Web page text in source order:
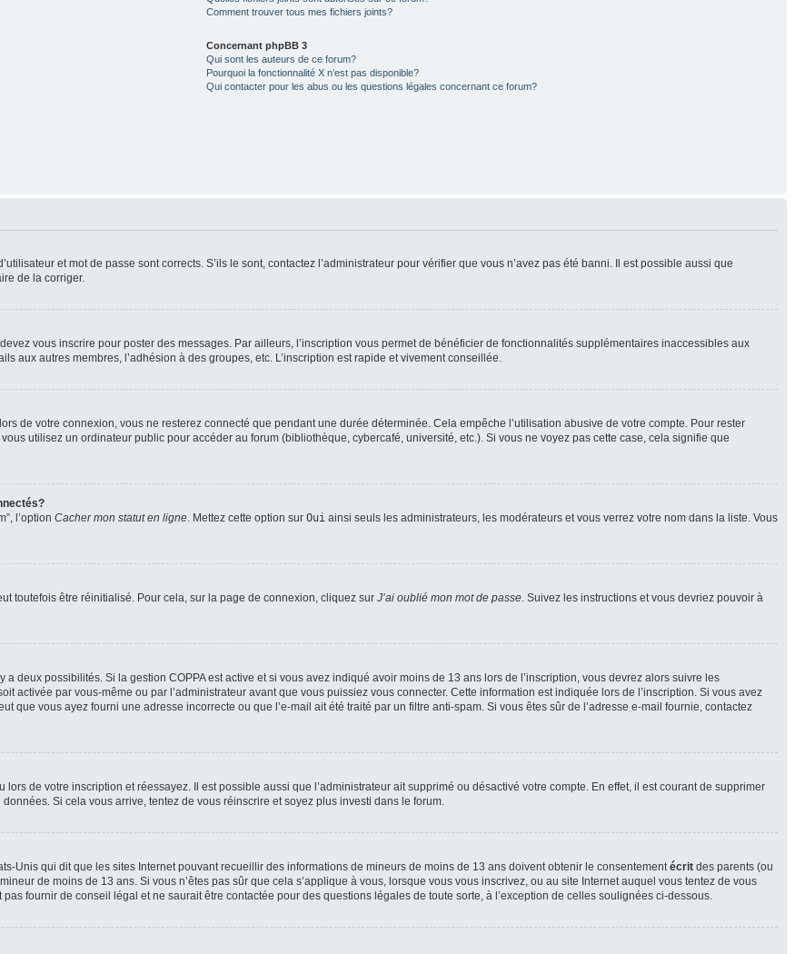
Comment trouver tous mes fichiers joints?
Concernant phpBB 3
Qui sont les auteurs de ce forum?
Pourquoi la fonctionnalité X n’est pas disponible?
Qui contacter pour les abus ou les questions légales concernant ce forum?
et mot de passe sont corrects. S’ils le sont, contactez l’administrateur pour vérifier que vous n’avez pas été banni. Il est possible aussi que
de la corriger.
vous inscrire pour poster des messages. Par ailleurs, l’inscription vous permet de bénéficier de fonctionnalités supplémentaires inaccessibles aux
aux autres membres, l’adhésion à des groupes, etc. L’inscription est rapide et vivement conseillée.
lors de votre connexion, vous ne resterez connecté que pendant une durée déterminée. Cela empêche l’utilisation abusive de votre compte. Pour rester
utilisez un ordinateur public pour accéder au forum (bibliothèque, cybercafé, université, etc.). Si vous ne voyez pas cette case, cela signifie que
l’option Cacher mon statut en ligne. Mettez cette option sur Oui ainsi seuls les administrateurs, les modérateurs et vous verrez votre nom dans la liste. Vous
toutefois être réinitialisé. Pour cela, sur la page de connexion, cliquez sur J’ai oublié mon mot de passe. Suivez les instructions et vous devriez pouvoir à
a deux possibilités. Si la gestion COPPA est active et si vous avez indiqué avoir moins de 13 ans lors de l’inscription, vous devrez alors suivre les
activée par vous-même ou par l’administrateur avant que vous puissiez vous connecter. Cette information est indiquée lors de l’inscription. Si vous avez
que vous ayez fourni une adresse incorrecte ou que l’e-mail ait été traité par un filtre anti-spam. Si vous êtes sûr de l’adresse e-mail fournie, contactez
de votre inscription et réessayez. Il est possible aussi que l’administrateur ait supprimé ou désactivé votre compte. En effet, il est courant de supprimer
Si cela vous arrive, tentez de vous réinscrire et soyez plus investi dans le forum.
Unis qui dit que les sites Internet pouvant recueillir des informations de mineurs de moins de 13 ans doivent obtenir le consentementécrit des parents (ou
de moins de 13 ans. Si vous n’êtes pas sûr que cela s’applique à vous, lorsque vous vous inscrivez, ou au site Internet auquel vous tentez de vous
fournir de conseil légal et ne saurait être contactée pour des questions légales de toute sorte, à l’exception de celles soulignées ci-dessous.